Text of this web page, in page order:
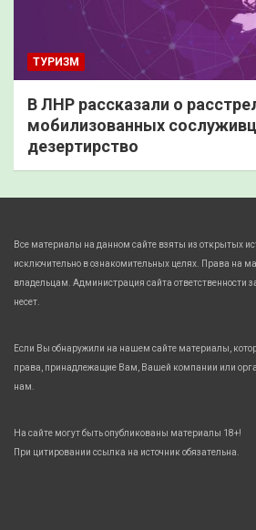
ТУРИЗМ
В ЛНР рассказали о
мобилизованных
дезертирство
Все материалы на данном сайте взяты из открытых
исключительно в ознакомительных целях. Права на
владельцам. Администрация сайта ответственности
несет.
Если Вы обнаружили на нашем сайте материалы,
права, принадлежащие Вам, Вашей компании или
нам.
На сайте могут быть опубликованы материалы 18+!
При цитировании ссылка на источник обязательна.